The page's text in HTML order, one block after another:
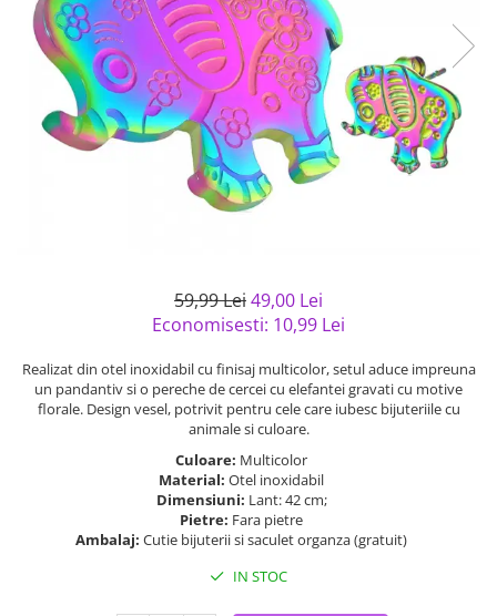
semipretioase
Bijuterii argint placat cu aur
Bijuterii argint cu diverse
materiale
Bijuterii argint cu murano
Bijuterii de Lux
Bijuterii gotice si rock
Bijuterii Handmade
Bijuterii fantezie
Casete si cutii de bijuterii
Solutii si lavete de curatare
59,99 Lei49,00 Lei
Economisesti: 10,99 Lei
Realizat din otel inoxidabil cu finisaj multicolor, setul aduce impreuna
un pandantiv si o pereche de cercei cu elefantei gravati cu motive
florale. Design vesel, potrivit pentru cele care iubesc bijuteriile cu
animale si culoare.
Culoare: Multicolor
Material: Otel inoxidabil
Dimensiuni: Lant: 42 cm;
Pietre: Fara pietre
Ambalaj: Cutie bijuterii si saculet organza (gratuit)
IN STOC